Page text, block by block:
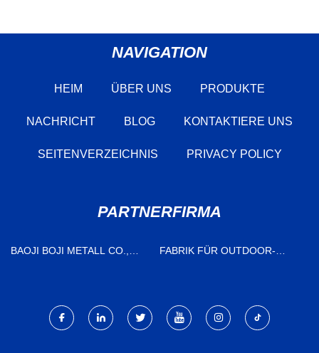
NAVIGATION
HEIM ÜBER UNS PRODUKTE
NACHRICHT BLOG KONTAKTIERE UNS
SEITENVERZEICHNIS PRIVACY POLICY
PARTNERFIRMA
BAOJI BOJI METALL CO.,
FABRIK FÜR OUTDOOR-